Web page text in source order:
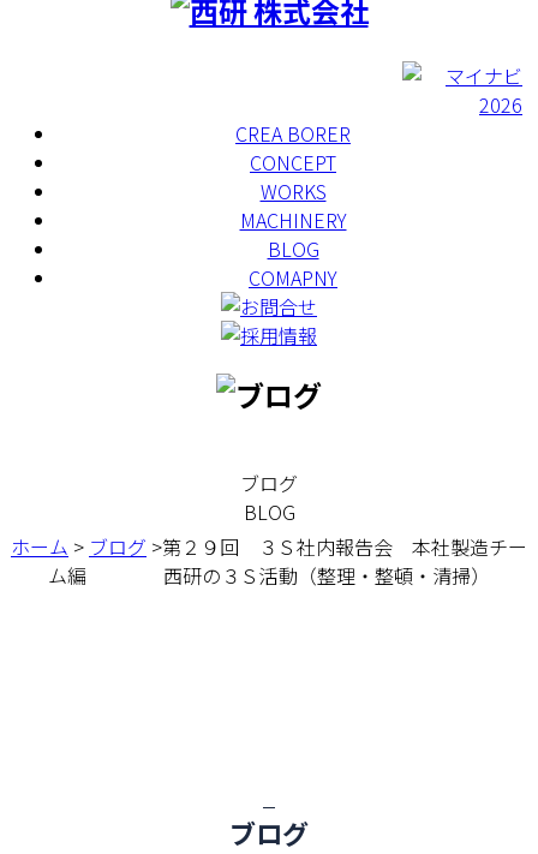
CREA BORER
CONCEPT
WORKS
MACHINERY
BLOG
COMAPNY
ブログ
BLOG
ホーム > ブログ >第２９回 ３Ｓ社内報告会 本社製造チー
ム編 西研の３Ｓ活動（整理・整頓・清掃）
ブログ